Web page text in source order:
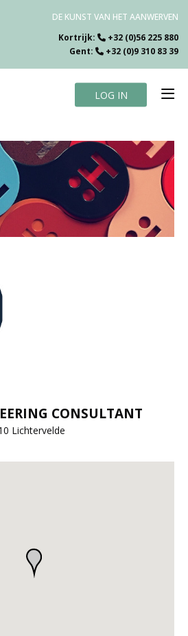
DE KUNST VAN HET AANWERVEN
Kortrijk:
+32 (0)56 225 880
Gent:
+32 (0)9 310 83 39
Vacatures
Over ons
Specialiteiten
Testimonials
Contact
LOG IN
CONSULTANT
Lichtervelde